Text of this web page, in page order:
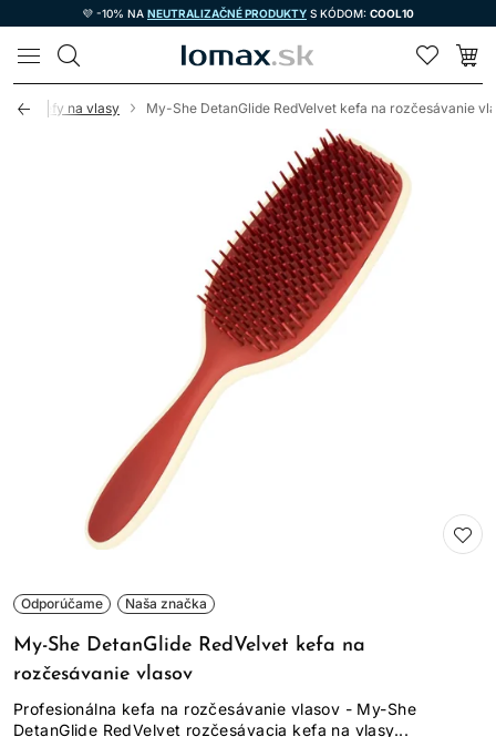
💜 -10% NA NEUTRALIZAČNÉ PRODUKTY S KÓDOM: COOL10
LOMAX
kefy na vlasy My-She DetanGlide RedVelvet kefa na rozčesávanie
Odporúčame Naša značka
My-She DetanGlide RedVelvet kefa na
rozčesávanie vlasov
Profesionálna kefa na rozčesávanie vlasov - My-She
DetanGlide RedVelvet rozčesávacia kefa na vlasy...